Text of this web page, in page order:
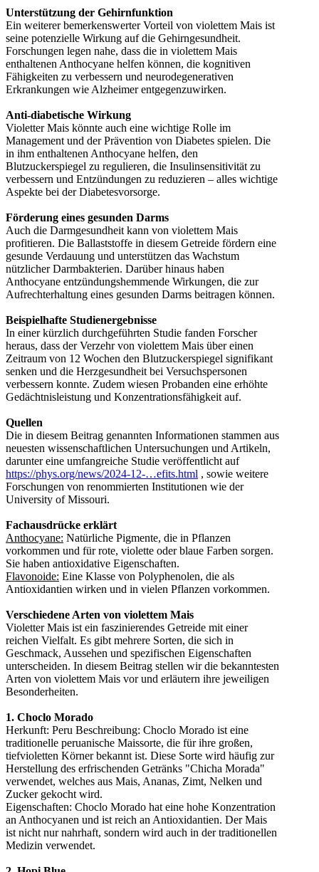
Unterstützung der Gehirnfunktion
Ein weiterer bemerkenswerter Vorteil von violettem Mais ist
seine potenzielle Wirkung auf die Gehirngesundheit.
Forschungen legen nahe, dass die in violettem Mais
enthaltenen Anthocyane helfen können, die kognitiven
Fähigkeiten zu verbessern und neurodegenerativen
Erkrankungen wie Alzheimer entgegenzuwirken.
Anti-diabetische Wirkung
Violetter Mais könnte auch eine wichtige Rolle im
Management und der Prävention von Diabetes spielen. Die
in ihm enthaltenen Anthocyane helfen, den
Blutzuckerspiegel zu regulieren, die Insulinsensitivität zu
verbessern und Entzündungen zu reduzieren – alles wichtige
Aspekte bei der Diabetesvorsorge.
Förderung eines gesunden Darms
Auch die Darmgesundheit kann von violettem Mais
profitieren. Die Ballaststoffe in diesem Getreide fördern eine
gesunde Verdauung und unterstützen das Wachstum
nützlicher Darmbakterien. Darüber hinaus haben
Anthocyane entzündungshemmende Wirkungen, die zur
Aufrechterhaltung eines gesunden Darms beitragen können.
Beispielhafte Studienergebnisse
In einer kürzlich durchgeführten Studie fanden Forscher
heraus, dass der Verzehr von violettem Mais über einen
Zeitraum von 12 Wochen den Blutzuckerspiegel signifikant
senken und die Herzgesundheit bei Versuchspersonen
verbessern konnte. Zudem wiesen Probanden eine erhöhte
Gedächtnisleistung und Konzentrationsfähigkeit auf.
Quellen
Die in diesem Beitrag genannten Informationen stammen aus
neuesten wissenschaftlichen Untersuchungen und Artikeln,
darunter eine umfangreiche Studie veröffentlicht auf
https://phys.org/news/2024-12-…efits.html , sowie weitere
Forschungen von renommierten Institutionen wie der
University of Missouri.
Fachausdrücke erklärt
Anthocyane: Natürliche Pigmente, die in Pflanzen
vorkommen und für rote, violette oder blaue Farben sorgen.
Sie haben antioxidative Eigenschaften.
Flavonoide: Eine Klasse von Polyphenolen, die als
Antioxidantien wirken und in vielen Pflanzen vorkommen.
Verschiedene Arten von violettem Mais
Violetter Mais ist ein faszinierendes Getreide mit einer
reichen Vielfalt. Es gibt mehrere Sorten, die sich in
Geschmack, Aussehen und spezifischen Eigenschaften
unterscheiden. In diesem Beitrag stellen wir die bekanntesten
Arten von violettem Mais vor und erläutern ihre jeweiligen
Besonderheiten.
1. Choclo Morado
Herkunft: Peru Beschreibung: Choclo Morado ist eine
traditionelle peruanische Maissorte, die für ihre großen,
tiefvioletten Körner bekannt ist. Diese Sorte wird häufig zur
Herstellung des erfrischenden Getränks "Chicha Morada"
verwendet, welches aus Mais, Ananas, Zimt, Nelken und
Zucker gekocht wird.
Eigenschaften: Choclo Morado hat eine hohe Konzentration
an Anthocyanen und ist reich an Antioxidantien. Der Mais
ist nicht nur nahrhaft, sondern wird auch in der traditionellen
Medizin verwendet.